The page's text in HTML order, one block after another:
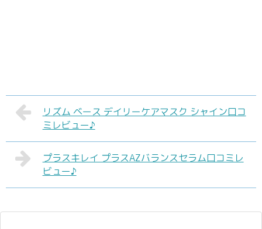
リズム ベース デイリーケアマスク シャイン口コ
ミレビュー♪
プラスキレイ プラスAZバランスセラム口コミレ
ビュー♪